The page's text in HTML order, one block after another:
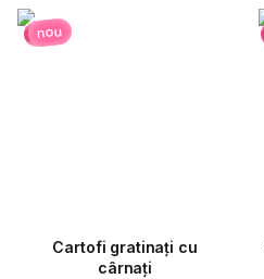
nou
Cartofi gratinați cu
cârnați